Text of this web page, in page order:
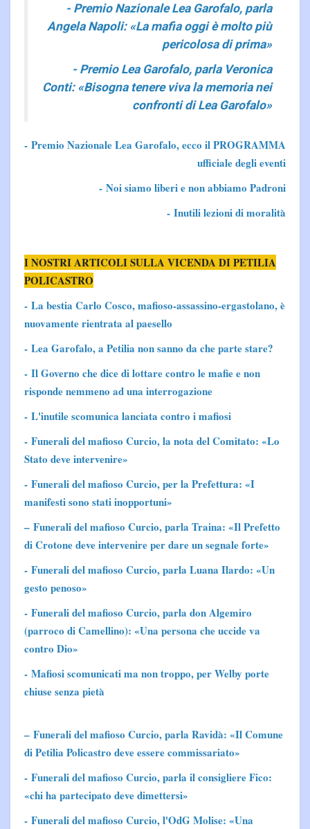
- Premio Nazionale Lea Garofalo, parla
Angela Napoli: «La mafia oggi è molto più
pericolosa di prima»
- Premio Lea Garofalo, parla Veronica
Conti: «Bisogna tenere viva la memoria nei
confronti di Lea Garofalo»
- Premio Nazionale Lea Garofalo, ecco il PROGRAMMA
ufficiale degli eventi
- Noi siamo liberi e non abbiamo Padroni
- Inutili lezioni di moralità
I NOSTRI ARTICOLI SULLA VICENDA DI PETILIA
POLICASTRO
- La bestia Carlo Cosco, mafioso-assassino-ergastolano, è
nuovamente rientrata al paesello
- Lea Garofalo, a Petilia non sanno da che parte stare?
- Il Governo che dice di lottare contro le mafie e non
risponde nemmeno ad una interrogazione
- L'inutile scomunica lanciata contro i mafiosi
- Funerali del mafioso Curcio, la nota del Comitato: «Lo
Stato deve intervenire»
- Funerali del mafioso Curcio, per la Prefettura: «I
manifesti sono stati inopportuni»
– Funerali del mafioso Curcio, parla Traina: «Il Prefetto
di Crotone deve intervenire per dare un segnale forte»
- Funerali del mafioso Curcio, parla Luana Ilardo: «Un
gesto penoso»
- Funerali del mafioso Curcio, parla don Algemiro
(parroco di Camellino): «Una persona che uccide va
contro Dio»
- Mafiosi scomunicati ma non troppo, per Welby porte
chiuse senza pietà
– Funerali del mafioso Curcio, parla Ravidà: «Il Comune
di Petilia Policastro deve essere commissariato»
- Funerali del mafioso Curcio, parla il consigliere Fico:
«chi ha partecipato deve dimettersi»
- Funerali del mafioso Curcio, l'OdG Molise: «Una